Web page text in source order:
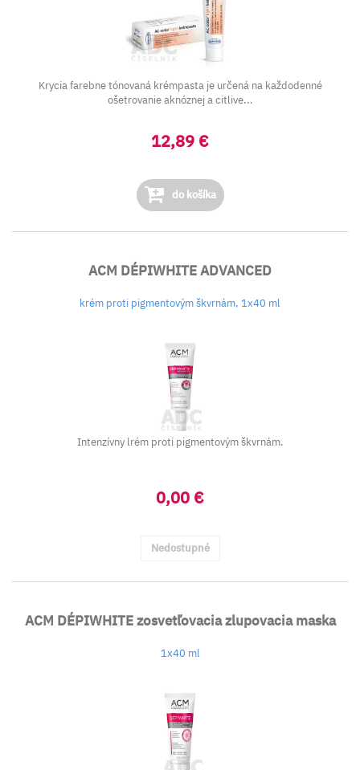
Krycia farebne tónovaná krémpasta je určená na každodenné
ošetrovanie aknóznej a citlive...
12,89 €
do košíka
ACM DÉPIWHITE ADVANCED
krém proti pigmentovým škvrnám, 1x40 ml
Intenzívny lrém proti pigmentovým škvrnám.
0,00 €
Nedostupné
ACM DÉPIWHITE zosvetľovacia zlupovacia maska
1x40 ml